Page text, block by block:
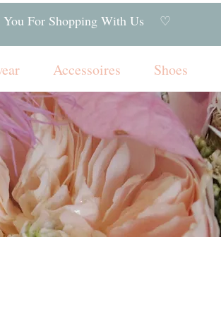
For Shopping With Us ♡
Accessoires Shoes